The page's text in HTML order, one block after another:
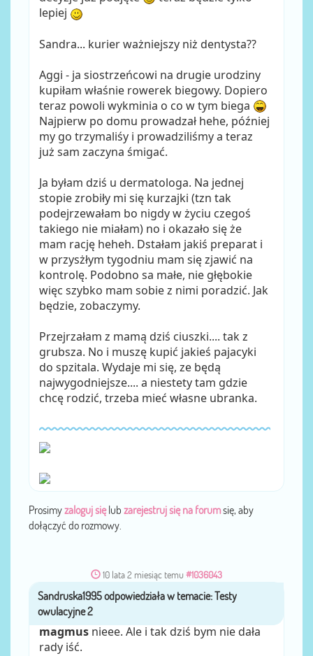
lepiej
Sandra... kurier ważniejszy niż dentysta??
Aggi - ja siostrzeńcowi na drugie urodziny
kupiłam właśnie rowerek biegowy. Dopiero
teraz powoli wykminia o co w tym biega
Najpierw po domu prowadzał hehe, później
my go trzymaliśy i prowadziliśmy a teraz
już sam zaczyna śmigać.
Ja byłam dziś u dermatologa. Na jednej
stopie zrobiły mi się kurzajki (tzn tak
podejrzewałam bo nigdy w życiu czegoś
takiego nie miałam) no i okazało się że
mam rację heheh. Dstałam jakiś preparat i
w przysżłym tygodniu mam się zjawić na
kontrolę. Podobno sa małe, nie głębokie
więc szybko mam sobie z nimi poradzić. Jak
będzie, zobaczymy.
Przejrzałam z mamą dziś ciuszki.... tak z
grubsza. No i muszę kupić jakieś pajacyki
do spzitala. Wydaje mi się, ze będą
najwygodniejsze.... a niestety tam gdzie
chcę rodzić, trzeba mieć własne ubranka.
Prosimyzaloguj sięlub zarejestruj się na forumsię, aby
dołączyć do rozmowy.
10 lata 2 miesiąc temu #1036043
przezSandruska1995
magmus nieee. Ale i tak dziś bym nie dała
rady iść.